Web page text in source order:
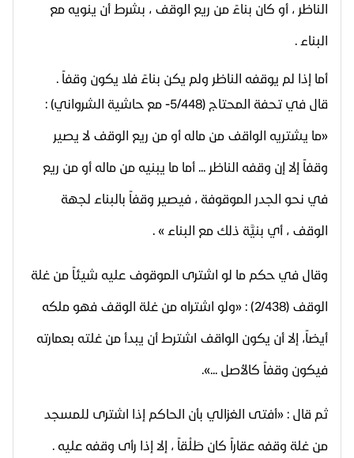
الناظر ، أو كان بناءً من ريع الوقف ، بشرط أن ينويه مع
البناء .
أما إذا لم يوقفه الناظر ولم يكن بناءً فلا يكون وقفاً .
قال في تحفة المحتاج (5/448- مع حاشية الشرواني) :
«ما يشتريه الواقف من ماله أو من ريع الوقف لا يصير
وقفاً إلا إن وقفه الناظر ... أما ما يبنيه من ماله أو من ريع
في نحو الجدر الموقوفة ، فيصير وقفاً بالبناء لجهة
الوقف ، أي بنيَّة ذلك مع البناء » .
وقال في حكم ما لو اشترى الموقوف عليه شيئاً من غلة
الوقف (2/438) : «ولو اشتراه من غلة الوقف فهو ملكه
أيضاً، إلا أن يكون الواقف اشترط أن يبدأ من غلته بعمارته
فيكون وقفاً كالأصل ...».
ثم قال : «أفتى الغزالي بأن الحاكم إذا اشترى للمسجد
من غلة وقفه عقاراً كان طَلْقاً ، إلا إذا رأى وقفه عليه .